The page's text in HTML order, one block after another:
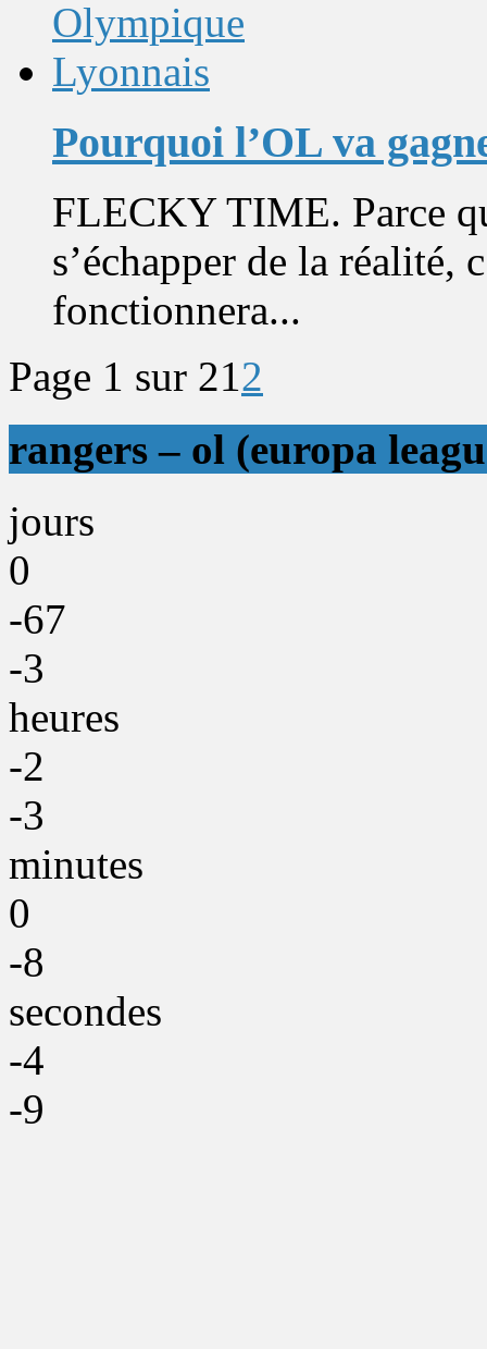
Pourquoi l’OL va
FLECKY TIME. Parce
s’échapper de la réalité,
fonctionnera...
Page 1 sur 212
rangers – ol (europa
jours
0
-67
-3
heures
-2
-3
minutes
0
-8
secondes
-4
-9